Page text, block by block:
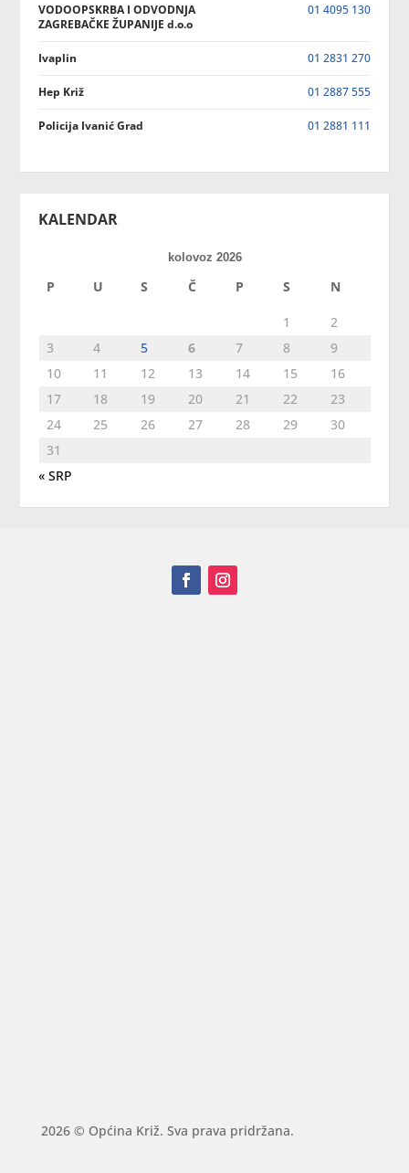
VODOOPSKRBA I ODVODNJA
ZAGREBAČKE ŽUPANIJE d.o.o
01 4095 130
Ivaplin 01 2831 270
Hep Križ 01 2887 555
Policija Ivanić Grad 01 2881 111
KALENDAR
kolovoz 2026
P U S Č P S N
1
2
3
4 5 6 7 8
9
10
11 12 13 14 15
16
17
18 19 20 21 22
23
24
25 26 27 28 29
30
31
« SRP
2026 © Općina Križ. Sva prava pridržana.